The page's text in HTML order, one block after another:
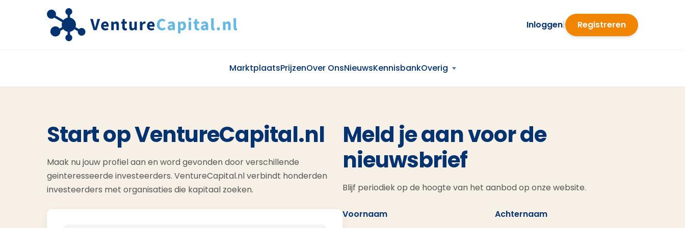
Inloggen| Registreren
MarktplaatsPrijzenOver OnsNieuwsKennisbankOverig
Start op VentureCapital.nl
Maak nu jouw profiel aan en word gevonden door verschillende
geinteresseerde investeerders. VentureCapital.nl verbindt honderden
investeerders met organisaties die kapitaal zoeken.
Meld je aan voor de
nieuwsbrief
Blijf periodiek op de hoogte van het aanbod op onze website.
Voornaam Achternaam